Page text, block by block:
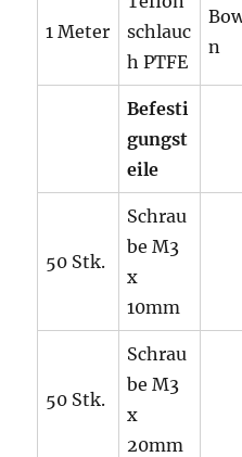
1 Meter
schlauc
h PTFE
n
Befesti
gungst
eile
50 Stk.
Schrau
be M3
x
10mm
50 Stk.
Schrau
be M3
x
20mm